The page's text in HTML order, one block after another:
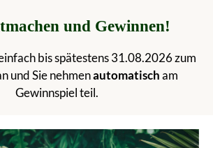
und Gewinnen!
bis spätestens 31.08.2026 zum
und Sie nehmenautomatischam
Gewinnspiel teil.